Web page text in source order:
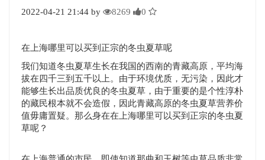
2022-04-21 21:44 by 8269 0
在上海哪里可以买到正宗的冬虫夏草呢
我们知道冬虫夏草生长在我国的西南的青藏高原，平均海
拔在四千三到五千以上。由于环境优质，无污染，因此才
能够生长出品质优良的冬虫夏草，由于重要的是个性淳朴
的藏民根本就不会造假，因此青藏高原的冬虫夏草营养价
值毋庸置疑。那么身在在上海哪里可以买到正宗的冬虫夏
草呢？